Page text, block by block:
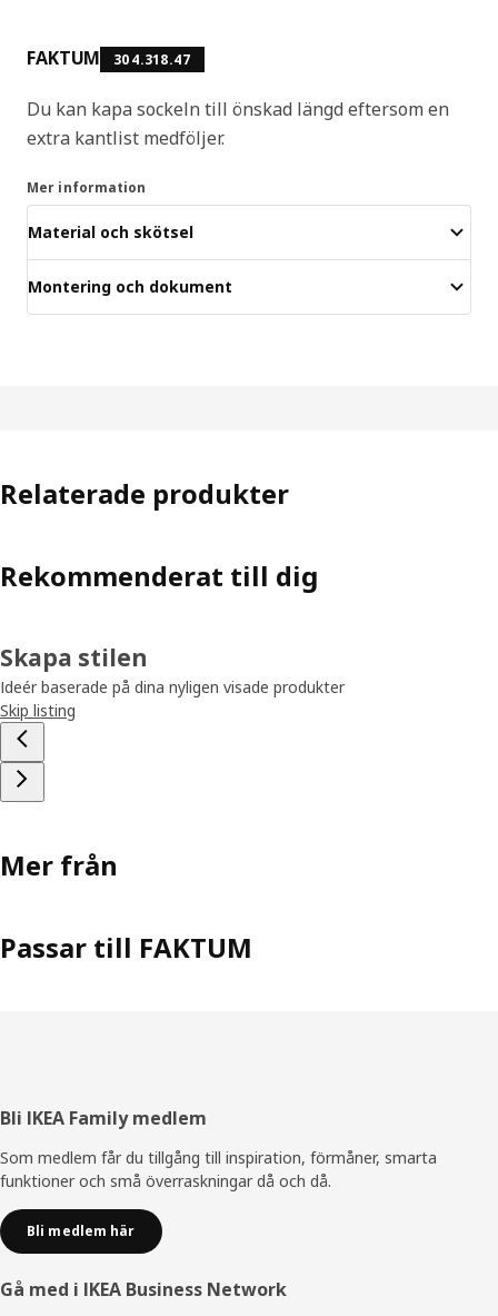
FAKTUM 304.318.47
Du kan kapa sockeln till önskad längd eftersom en
extra kantlist medföljer.
Mer information
Material och skötsel
Montering och dokument
Relaterade produkter
Rekommenderat till dig
Skapa stilen
Ideér baserade på dina nyligen visade produkter
Skip listing
Mer från
Passar till FAKTUM
Sidfot
Bli IKEA Family medlem
Som medlem får du tillgång till inspiration, förmåner, smarta
funktioner och små överraskningar då och då.
Bli medlem här
Gå med i IKEA Business Network